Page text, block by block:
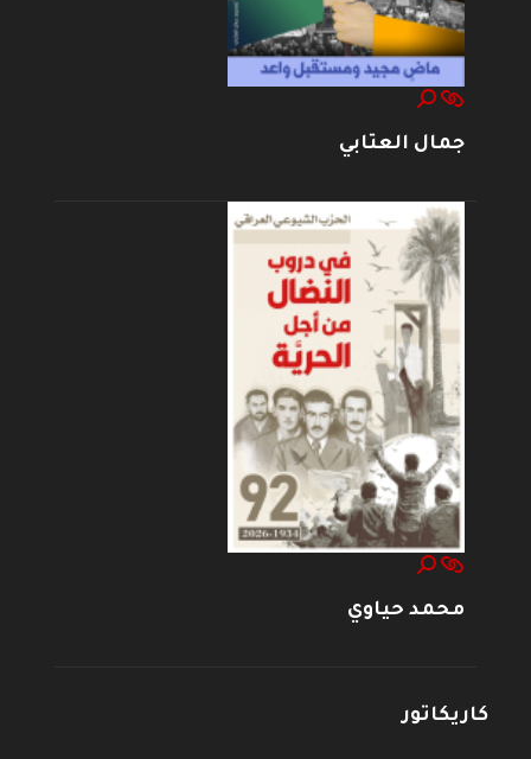
جمال العتابي
محمد حياوي
كاريكاتور